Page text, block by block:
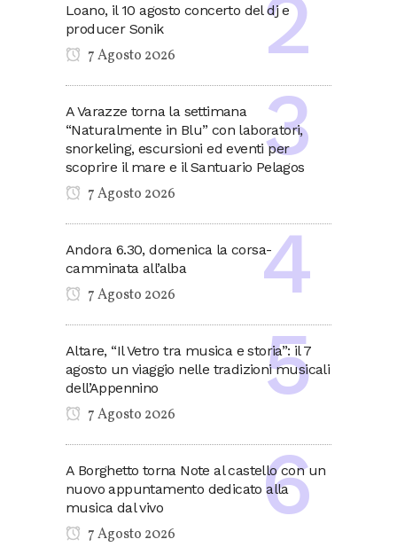
Loano, il 10 agosto concerto del dj e
producer Sonik
7 Agosto 2026
A Varazze torna la settimana
“Naturalmente in Blu” con laboratori,
snorkeling, escursioni ed eventi per
scoprire il mare e il Santuario Pelagos
7 Agosto 2026
Andora 6.30, domenica la corsa-
camminata all’alba
7 Agosto 2026
Altare, “Il Vetro tra musica e storia”: il 7
agosto un viaggio nelle tradizioni musicali
dell’Appennino
7 Agosto 2026
A Borghetto torna Note al castello con un
nuovo appuntamento dedicato alla
musica dal vivo
7 Agosto 2026